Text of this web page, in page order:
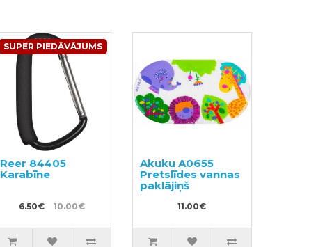
SUPER PIEDĀVĀJUMS
Reer 84405
Karabīne
6.50€ 10.00€
Akuku A0655
Pretslīdes vannas
paklājiņš
11.00€